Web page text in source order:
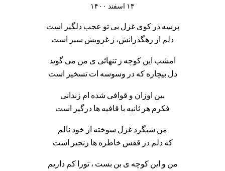
۱۴ اسفند ۱۴۰۰
پرسه در کوی غزل بی تو عجب دلگیر است
دلم از رهگذرانش، ز غروبش سیر است
امشب این کوچه ز تنهائی ی من می گوید
دل بیچاره که در وسوسه ات تسخیر است
بین اوزان و قوافی شده ام زندانی
فکرم هر ثانیه با قافیه ها درگیر است
من شبگرد غزل سوخته از خود نالم
که دلم در قفس خاطره ها زنجیر است
من و این کوچه ی بن بست ، تورا کم داریم